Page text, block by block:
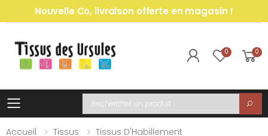
Nouvelle Co, livraison offerte en magasin !
0 0
Toggle mobile menu
Recherche
Accueil
Tissus
Tissus D'Habillement